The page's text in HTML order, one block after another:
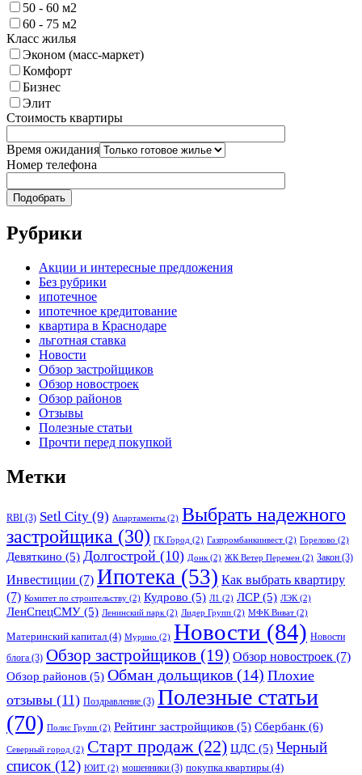
50 - 60 м2
60 - 75 м2
Класс жилья
Эконом (масс-маркет)
Комфорт
Бизнес
Элит
Стоимость квартиры
Время ожидания
Номер телефона
Рубрики
Акции и интересные предложения
Без рубрики
ипотечное
ипотечное кредитование
квартира в Краснодаре
льготная ставка
Новости
Обзор застройщиков
Обзор новостроек
Обзор районов
Отзывы
Полезные статьи
Прочти перед покупкой
Метки
RBI (3) Setl City (9) Апартаменты (2) Выбрать надежного
застройщика (30) ГК Город (2) Газпромбанкинвест (2) Горелово (2)
Девяткино (5) Долгострой (10) Донк (2) ЖК Ветер Перемен (2) Закон (3)
Инвестиции (7) Ипотека (53) Как выбрать квартиру
(7) Комитет по строительству (2) Кудрово (5) Л1 (2) ЛСР (5) ЛЭК (2)
ЛенСпецСМУ (5) Ленинский парк (2) Лидер Групп (2) МФК Виват (2)
Материнский капитал (4) Мурино (2) Новости (84) Новости
блога (3) Обзор застройщиков (19) Обзор новостроек (7)
Обзор районов (5) Обман дольщиков (14) Плохие
отзывы (11) Поздравление (3) Полезные статьи
(70) Полис Групп (2) Рейтинг застройщиков (5) Сбербанк (6)
Северный город (2) Старт продаж (22) ЦДС (5) Черный
список (12) ЮИТ (2) мошенники (3) покупка квартиры (4)